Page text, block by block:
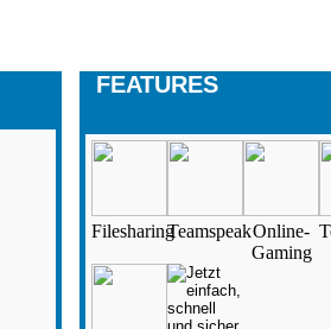
FEATURES
FilesharingTeamspeakOnline-
Gaming